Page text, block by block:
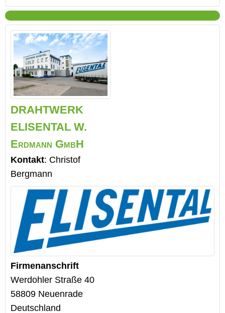
DRAHTWERK
ELISENTAL W.
Erdmann GmbH
Kontakt: Christof
Bergmann
Firmenanschrift
Werdohler Straße 40
58809 Neuenrade
Deutschland